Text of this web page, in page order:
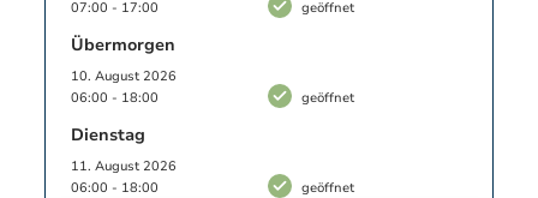
07:00 - 17:00
geöffnet
Übermorgen
10. August 2026
06:00 - 18:00
geöffnet
Dienstag
11. August 2026
06:00 - 18:00
geöffnet